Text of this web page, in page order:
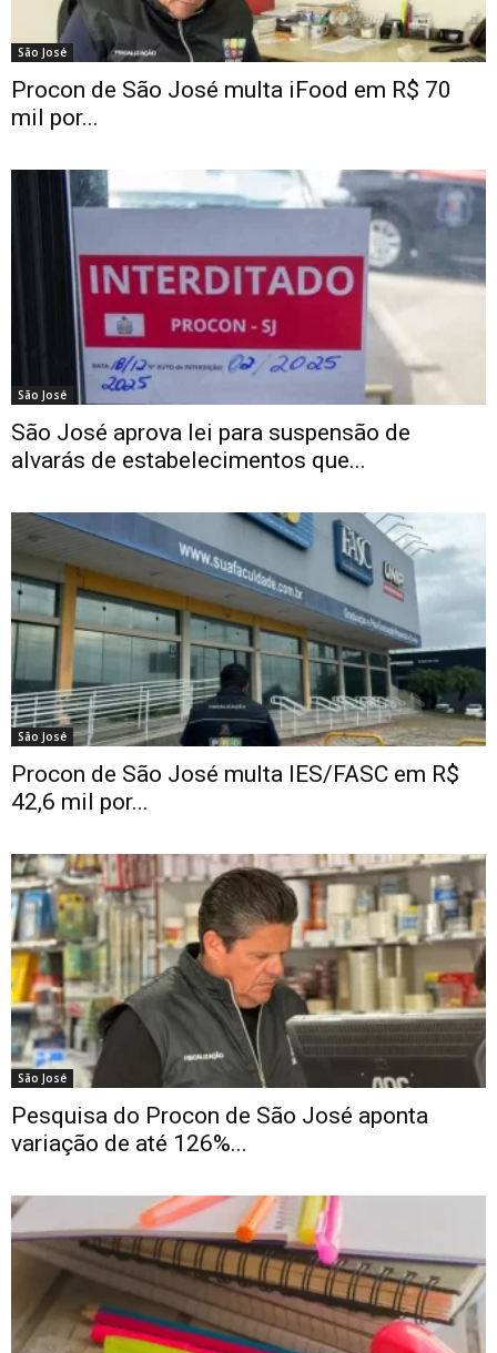
São José
Procon de São José multa iFood em R$ 70
mil por...
São José
São José aprova lei para suspensão de
alvarás de estabelecimentos que...
São José
Procon de São José multa IES/FASC em R$
42,6 mil por...
São José
Pesquisa do Procon de São José aponta
variação de até 126%...